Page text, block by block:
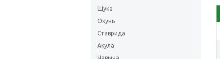
Щука
Окунь
Ставрида
Акула